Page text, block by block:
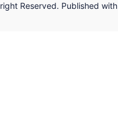
right Reserved. Published with